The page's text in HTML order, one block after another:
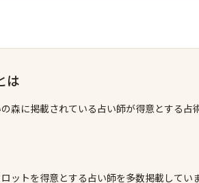
は
森に掲載されている占い師が得意とする占
ットを得意とする占い師を多数掲載してい